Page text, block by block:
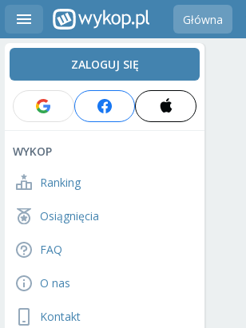
Główna
ZALOGUJ SIĘ
WYKOP
Ranking
Osiągnięcia
FAQ
O nas
Kontakt